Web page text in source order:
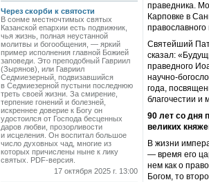
Через скорби к святости
В сонме местночтимых святых
Казанской епархии есть подвижник,
чья жизнь, полная неустанной
молитвы и богообщения, — яркий
пример исполнения главной Божией
заповеди. Это преподобный Гавриил
(Зырянов), или Гавриил
Седмиезерный, подвизавшийся
в Седмиезерной пустыни последнюю
треть своей жизни. За смирение,
терпение гонений и болезней,
искреннее доверие к Богу он
удостоился от Господа бесценных
даров любви, прозорливости
и исцеления. Он воспитал большое
число духовных чад, многие из
которых причислены ныне к лику
святых. PDF-версия.
17 октября 2025 г. 13:00
праведника.
Карповке в
Святейший
сказал:
праведного
научно-
года,
благочестии и
90 лет со дня
великих
В жизни
— время его
нем как о
Богом, то